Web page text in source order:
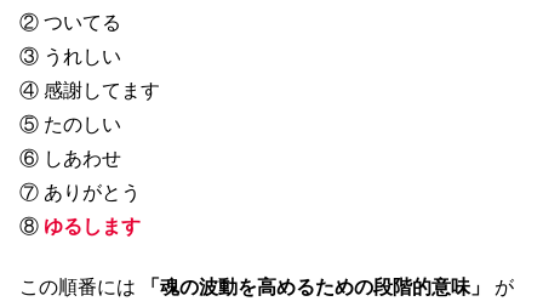
② ついてる
③ うれしい
④ 感謝してます
⑤ たのしい
⑥ しあわせ
⑦ ありがとう
⑧ ゆるします
この順番には 「魂の波動を高めるための段階的意味」
が